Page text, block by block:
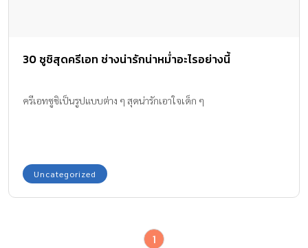
30 ซูชิสุดครีเอท ช่างน่ารักน่าหม่ำอะไรอย่างนี้
ครีเอทซูชิเป็นรูปแบบต่าง ๆ สุดน่ารักเอาใจเด็ก ๆ
Uncategorized
1